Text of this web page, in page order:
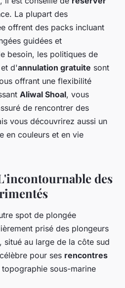
La plupart des
offrent des packs incluant
guidées et
besoin, les politiques de
et d'annulation gratuite sont
offrant une flexibilité
Aliwal Shoal, vous
de rencontrer des
vous découvrirez aussi un
en couleurs et en vie
des
spot de plongée
prisé des plongeurs
situé au large de la côte sud
pour ses rencontres
topographie sous-marine